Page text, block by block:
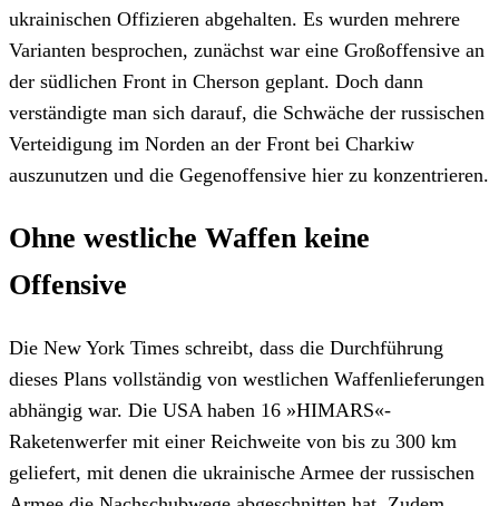
ukrainischen Offizieren abgehalten. Es wurden mehrere
Varianten besprochen, zunächst war eine Großoffensive an
der südlichen Front in Cherson geplant. Doch dann
verständigte man sich darauf, die Schwäche der russischen
Verteidigung im Norden an der Front bei Charkiw
auszunutzen und die Gegenoffensive hier zu konzentrieren.
Ohne westliche Waffen keine
Offensive
Die New York Times schreibt, dass die Durchführung
dieses Plans vollständig von westlichen Waffenlieferungen
abhängig war. Die USA haben 16 »HIMARS«-
Raketenwerfer mit einer Reichweite von bis zu 300 km
geliefert, mit denen die ukrainische Armee der russischen